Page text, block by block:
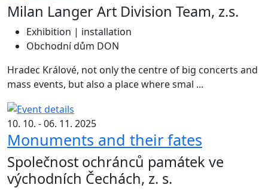
Milan Langer Art Division Team, z.s.
Exhibition | installation
Obchodní dům DON
Hradec Králové, not only the centre of big concerts and
mass events, but also a place where smal ...
10. 10. - 06. 11. 2025
Monuments and their fates
Společnost ochránců památek ve
východních Čechách, z. s.